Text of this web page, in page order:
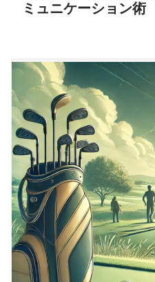
ミュニケーション術